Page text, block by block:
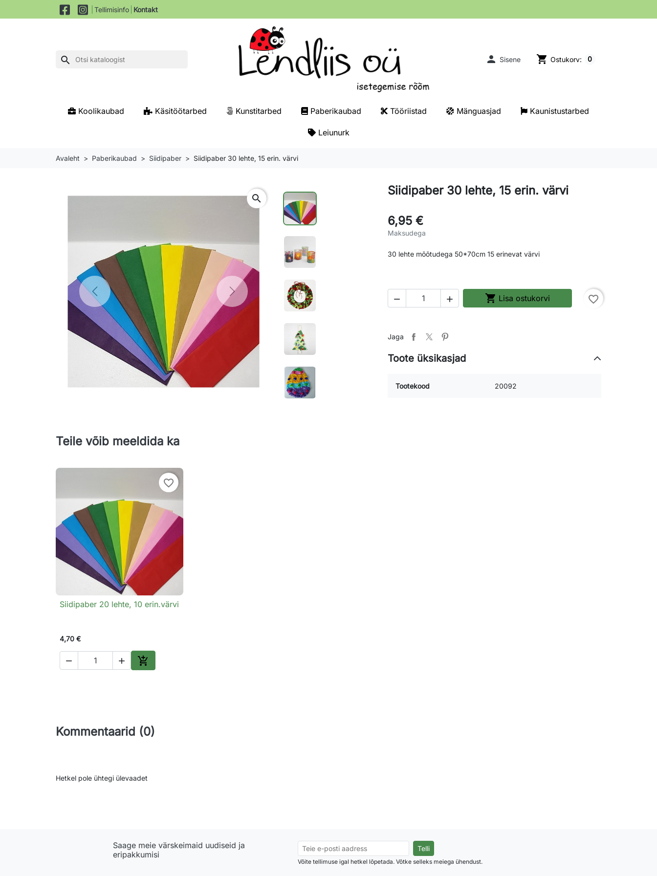
Tellimisinfo Kontakt
search  Sisene shopping_cart Ostukorv: 0
Koolikaubad Käsitöötarbed Kunstitarbed Paberikaubad Tööriistad Mänguasjad Kaunistustarbed
Leiunurk
Avaleht Paberikaubad Siidipaber Siidipaber 30 lehte, 15 erin. värvi
Previous Next
search
Siidipaber 30 lehte, 15 erin. värvi
6,95 €
Maksudega
30 lehte mõõtudega 50*70cm 15 erinevat värvi
   Lisa ostukorvi favorite_border
Jaga
Toote üksikasjad
Tootekood 20092
Teile võib meeldida ka
favorite_border
 Kiirvaade
Siidipaber 20 lehte, 10 erin.värvi
4,70 €
  
Lisa ostukorvi
Kommentaarid (0)
Hetkel pole ühtegi ülevaadet
Saage meie värskeimaid uudiseid ja
eripakkumisi
Võite tellimuse igal hetkel lõpetada. Võtke selleks meiega ühendust.